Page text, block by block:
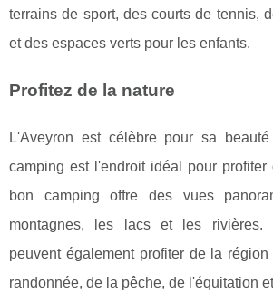
terrains de sport, des courts de tennis,
et des espaces verts pour les enfants.
Profitez de la nature
L'Aveyron est célèbre pour sa
camping est l'endroit idéal pour profiter
bon camping offre des vues
montagnes, les lacs et les rivières.
peuvent également profiter de la
randonnée, de la pêche, de l'équitation